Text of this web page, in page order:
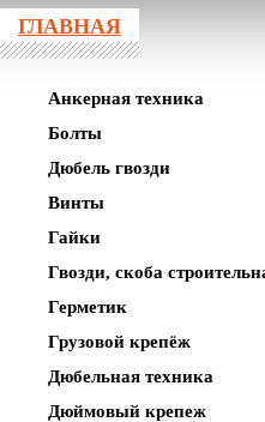
ГЛАВНАЯ
Анкерная техника
Болты
Дюбель гвозди
Винты
Гайки
Гвозди, скоба
Герметик
Грузовой крепёж
Дюбельная техника
Дюймовый крепеж